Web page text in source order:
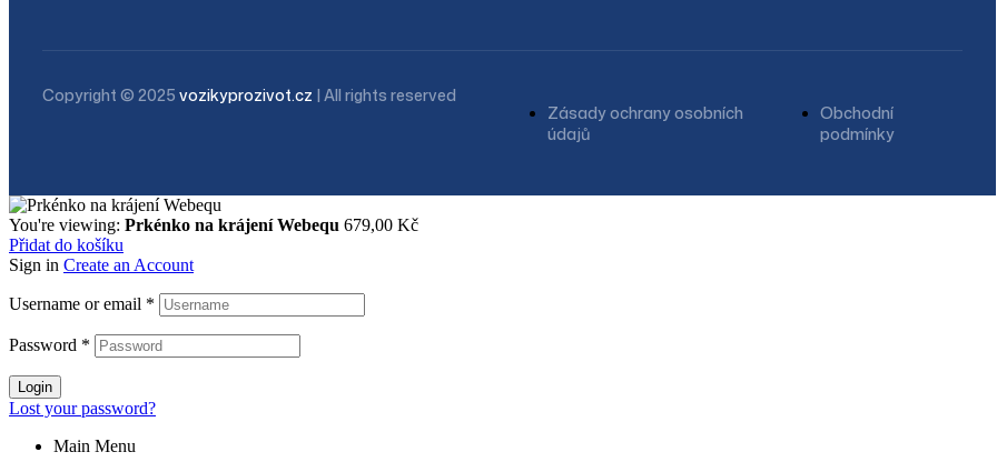
Copyright © 2025 vozikyprozivot.cz | All rights reserved
Zásady ochrany osobních
údajů
Obchodní
podmínky
You're viewing: Prkénko na krájení Webequ 679,00 Kč
Přidat do košíku
Sign in Create an Account
Username or email *
Password *
Login
Lost your password?
Main Menu